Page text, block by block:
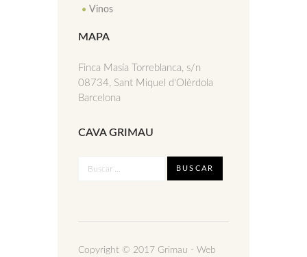
Vinos
MAPA
Finca Masía Torreblanca, s/n
08734, Sant Miquel d'Olèrdola
Barcelona
CAVA GRIMAU
Copyright © 2017 Grimau - Web